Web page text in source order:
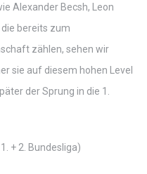
Alexander Becsh, Leon
die bereits zum
zählen, sehen wir
sie auf diesem hohen Level
der Sprung in die 1.
+ 2. Bundesliga)